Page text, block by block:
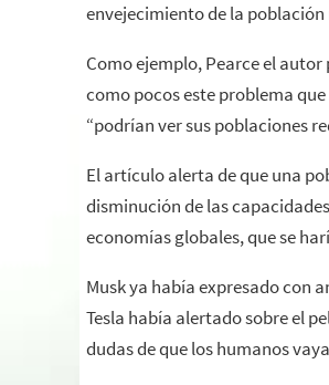
envejecimiento de la
Como ejemplo, Pearce el
como pocos este problema
“podrían ver sus poblaciones
El artículo alerta de que una
disminución de las
economías globales, que se
Musk ya había expresado con
Tesla había alertado sobre el
dudas de que los humanos